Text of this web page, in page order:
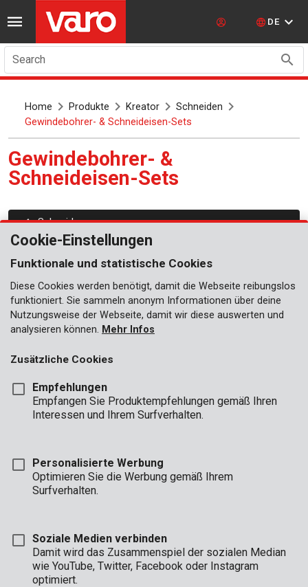
DE
Search
Home Produkte Kreator
Schneiden
Gewindebohrer- & Schneideisen-Sets
Gewindebohrer- &
Schneideisen-Sets
Schneiden
Cookie-Einstellungen
Funktionale und statistische Cookies
Diese Cookies werden benötigt, damit die Webseite reibungslos
funktioniert. Sie sammeln anonym Informationen über deine
Nutzungsweise der Webseite, damit wir diese auswerten und
analysieren können. Mehr Infos
Zusätzliche Cookies
Empfehlungen
Empfangen Sie Produktempfehlungen gemäß Ihren
Interessen und Ihrem Surfverhalten.
Personalisierte Werbung
Optimieren Sie die Werbung gemäß Ihrem
Surfverhalten.
Soziale Medien verbinden
Damit wird das Zusammenspiel der sozialen Median
wie YouTube, Twitter, Facebook oder Instagram
optimiert.